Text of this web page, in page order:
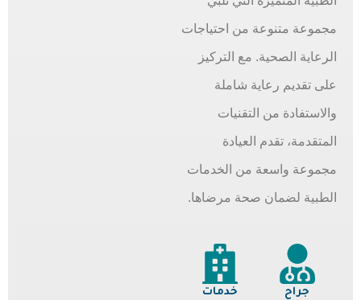
مجموعة متنوعة من احتياجات
الرعاية الصحية. مع التركيز
على تقديم رعاية شاملة
والاستفادة من التقنيات
المتقدمة، تقدم العيادة
مجموعة واسعة من الخدمات
الطبية لضمان صحة مرضاها.
خدمات
جراح